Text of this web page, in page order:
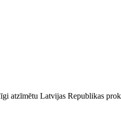
atzīmētu Latvijas Republikas